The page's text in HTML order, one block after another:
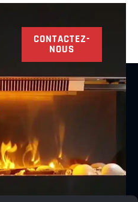
CONTACTEZ-
NOUS